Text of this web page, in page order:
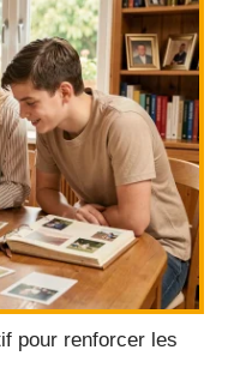
pour renforcer les